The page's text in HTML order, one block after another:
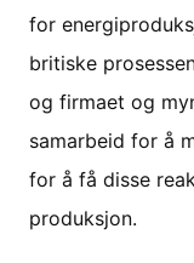
for
britiske
og firmaet og
samarbeid for å
for å få disse
produksjon.